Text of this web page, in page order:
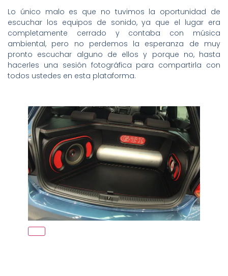
Lo único malo es que no tuvimos la oportunidad de
escuchar los equipos de sonido, ya que el lugar era
completamente cerrado y contaba con música
ambiental, pero no perdemos la esperanza de muy
pronto escuchar alguno de ellos y porque no, hasta
hacerles una sesión fotográfica para compartirla con
todos ustedes en esta plataforma.